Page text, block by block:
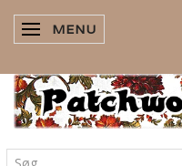
SKIFTE NAVIGATION
MENU